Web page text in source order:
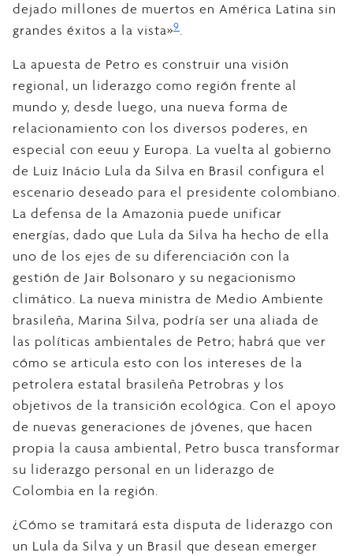
dejado millones de muertos en América Latina sin
grandes éxitos a la vista»9.
La apuesta de Petro es construir una visión
regional, un liderazgo como región frente al
mundo y, desde luego, una nueva forma de
relacionamiento con los diversos poderes, en
especial con eeuu y Europa. La vuelta al gobierno
de Luiz Inácio Lula da Silva en Brasil configura el
escenario deseado para el presidente colombiano.
La defensa de la Amazonia puede unificar
energías, dado que Lula da Silva ha hecho de ella
uno de los ejes de su diferenciación con la
gestión de Jair Bolsonaro y su negacionismo
climático. La nueva ministra de Medio Ambiente
brasileña, Marina Silva, podría ser una aliada de
las políticas ambientales de Petro; habrá que ver
cómo se articula esto con los intereses de la
petrolera estatal brasileña Petrobras y los
objetivos de la transición ecológica. Con el apoyo
de nuevas generaciones de jóvenes, que hacen
propia la causa ambiental, Petro busca transformar
su liderazgo personal en un liderazgo de
Colombia en la región.
¿Cómo se tramitará esta disputa de liderazgo con
un Lula da Silva y un Brasil que desean emerger